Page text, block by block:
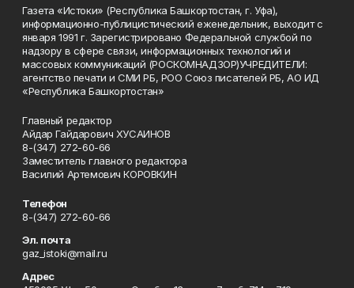
Газета «Истоки» (Республика Башкортостан, г. Уфа),
информационно-публицистический еженедельник, выходит с
января 1991 г. Зарегистрировано Федеральной службой по
надзору в сфере связи, информационных технологий и
массовых коммуникаций (РОСКОМНАДЗОР)УЧРЕДИТЕЛИ:
агентство печати и СМИ РБ, РОО Союз писателей РБ, АО ИД
«Республика Башкортостан»
Главный редактор
Айдар Гайдарович ХУСАИНОВ
8-(347) 272-60-66
Заместитель главного редактора
Василий Артемович КОРОВКИН
Телефон
8-(347) 272-60-66
Эл. почта
gaz_istoki@mail.ru
Адрес